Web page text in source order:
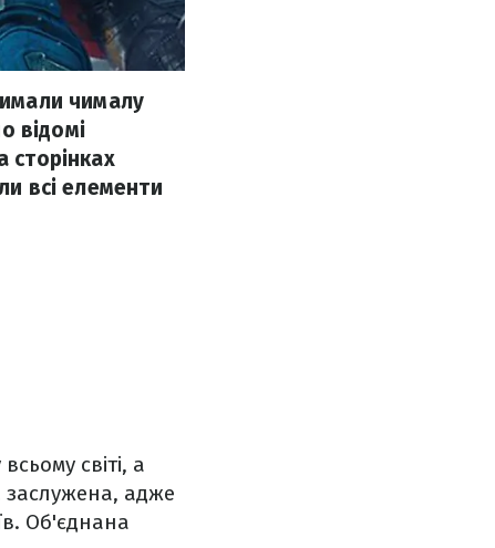
чималу
відомі
сторінках
всі елементи
світі, а
заслужена, адже
Об'єднана